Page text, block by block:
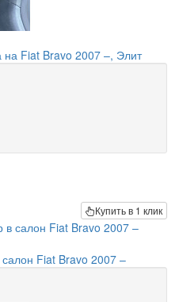
на Fiat Bravo 2007 –, Элит
Купить в 1 клик
Fiat Bravo 2007 –